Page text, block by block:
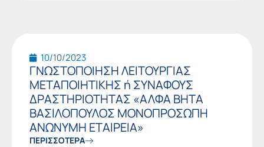
10/10/2023
ΓΝΩΣΤΟΠΟΙΗΣΗ ΛΕΙΤΟΥΡΓΙΑΣ
ΜΕΤΑΠΟΙΗΤΙΚΗΣ ή ΣΥΝΑΦΟΥΣ
ΔΡΑΣΤΗΡΙΟΤΗΤΑΣ «ΑΛΦΑ ΒΗΤΑ
ΒΑΣΙΛΟΠΟΥΛΟΣ ΜΟΝΟΠΡΟΣΩΠΗ
ΑΝΩΝΥΜΗ ΕΤΑΙΡΕΙΑ»
ΠΕΡΙΣΣΟΤΕΡΑ